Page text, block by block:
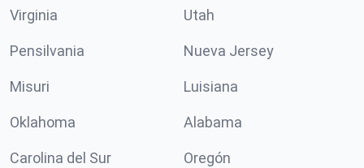
Virginia Utah
Pensilvania Nueva Jersey
Misuri Luisiana
Oklahoma Alabama
Carolina del Sur Oregón